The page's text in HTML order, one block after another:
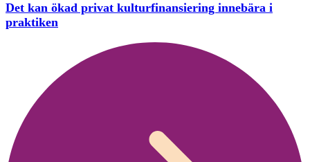
Det kan ökad privat kulturfinansiering innebära i
praktiken